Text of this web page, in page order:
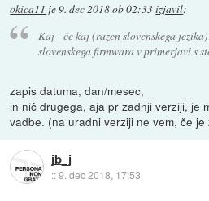
okica11 je9. dec 2018 ob 02:33izjavil:
Kaj - če kaj (razen slovenskega
slovenskega firmwara v primerjavi s
zapis datuma, dan/mesec,
in nič drugega, aja pr zadnji verziji, je
vadbe. (na uradni verziji ne vem, če je
jb_j
::9. dec 2018, 17:53